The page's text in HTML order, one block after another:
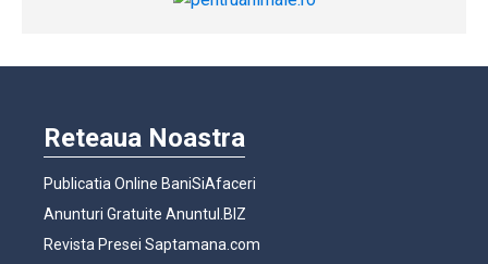
Reteaua Noastra
Publicatia Online BaniSiAfaceri
Anunturi Gratuite Anuntul.BIZ
Revista Presei Saptamana.com